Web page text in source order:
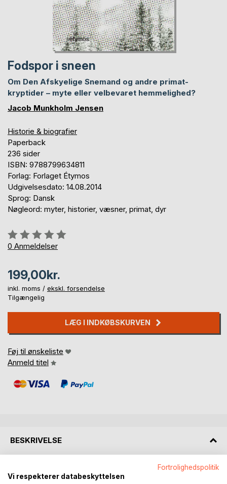
Fodspor i sneen
Om Den Afskyelige Snemand og andre primat-
kryptider – myte eller velbevaret hemmelighed?
Jacob Munkholm Jensen
Historie & biografier
Paperback
236 sider
ISBN: 9788799634811
Forlag: Forlaget Étymos
Udgivelsesdato: 14.08.2014
Sprog: Dansk
Nøgleord: myter, historier, væsner, primat, dyr
Anmeldelse::
0%
0 Anmeldelser
199,00kr.
inkl. moms / ekskl. forsendelse
Tilgængelig
LÆG I INDKØBSKURVEN
Føj til ønskeliste
Anmeld titel
BESKRIVELSE
Fortrolighedspolitik
Vi respekterer databeskyttelsen